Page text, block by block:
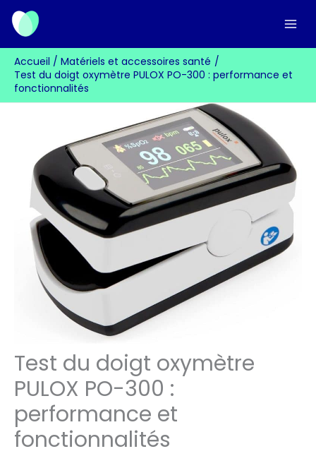
Aller
contenu
Accueil
Matériels et accessoires santé
Test du doigt oxymètre PULOX PO-300 : performance et
fonctionnalités
Test du doigt oxymètre
PULOX PO-300 :
performance et
fonctionnalités